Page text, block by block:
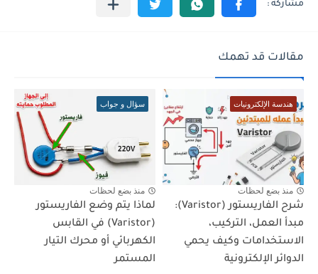
مقالات قد تهمك
هندسة الإلكترونيات
منذ بضع لحظات
شرح الفاريستور (Varistor):
مبدأ العمل، التركيب،
الاستخدامات وكيف يحمي
الدوائر الإلكترونية
سؤال و جواب
منذ بضع لحظات
لماذا يتم وضع الفاريستور
(Varistor) في القابس
الكهربائي أو محرك التيار
المستمر